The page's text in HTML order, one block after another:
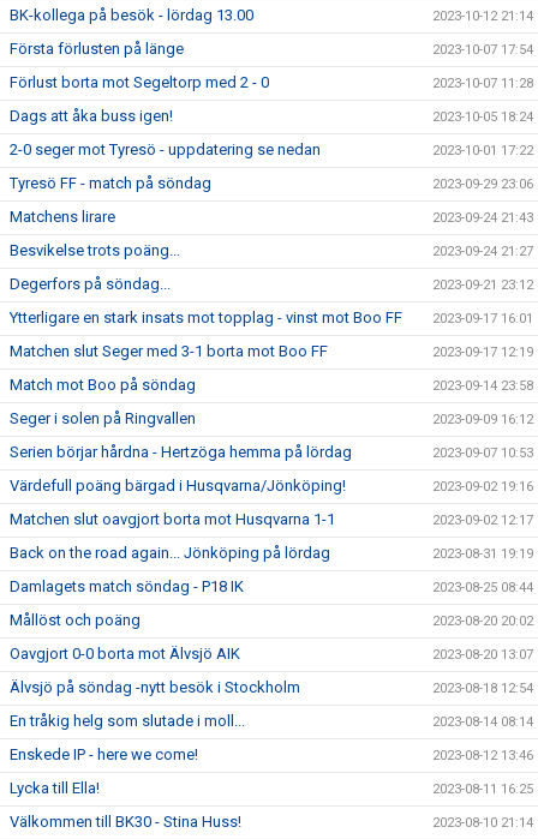
BK-kollega på besök - lördag 13.00 2023-10-12 21:14
Första förlusten på länge 2023-10-07 17:54
Förlust borta mot Segeltorp med 2 - 0 2023-10-07 11:28
Dags att åka buss igen! 2023-10-05 18:24
2-0 seger mot Tyresö - uppdatering se nedan 2023-10-01 17:22
Tyresö FF - match på söndag 2023-09-29 23:06
Matchens lirare 2023-09-24 21:43
Besvikelse trots poäng... 2023-09-24 21:27
Degerfors på söndag... 2023-09-21 23:12
Ytterligare en stark insats mot topplag - vinst mot Boo FF 2023-09-17 16:01
Matchen slut Seger med 3-1 borta mot Boo FF 2023-09-17 12:19
Match mot Boo på söndag 2023-09-14 23:58
Seger i solen på Ringvallen 2023-09-09 16:12
Serien börjar hårdna - Hertzöga hemma på lördag 2023-09-07 10:53
Värdefull poäng bärgad i Husqvarna/Jönköping! 2023-09-02 19:16
Matchen slut oavgjort borta mot Husqvarna 1-1 2023-09-02 12:17
Back on the road again... Jönköping på lördag 2023-08-31 19:19
Damlagets match söndag - P18 IK 2023-08-25 08:44
Mållöst och poäng 2023-08-20 20:02
Oavgjort 0-0 borta mot Älvsjö AIK 2023-08-20 13:07
Älvsjö på söndag -nytt besök i Stockholm 2023-08-18 12:54
En tråkig helg som slutade i moll... 2023-08-14 08:14
Enskede IP - here we come! 2023-08-12 13:46
Lycka till Ella! 2023-08-11 16:25
Välkommen till BK30 - Stina Huss! 2023-08-10 21:14